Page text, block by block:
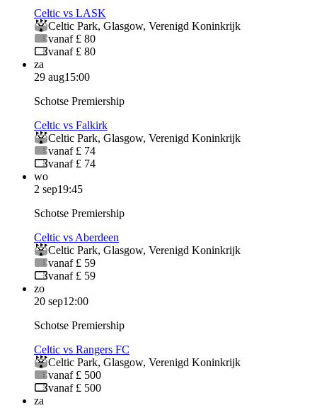
Celtic vs LASK
Celtic Park, Glasgow, Verenigd Koninkrijk
vanaf £ 80
vanaf £ 80
za
29 aug15:00
Schotse Premiership
Celtic vs Falkirk
Celtic Park, Glasgow, Verenigd Koninkrijk
vanaf £ 74
vanaf £ 74
wo
2 sep19:45
Schotse Premiership
Celtic vs Aberdeen
Celtic Park, Glasgow, Verenigd Koninkrijk
vanaf £ 59
vanaf £ 59
zo
20 sep12:00
Schotse Premiership
Celtic vs Rangers FC
Celtic Park, Glasgow, Verenigd Koninkrijk
vanaf £ 500
vanaf £ 500
za